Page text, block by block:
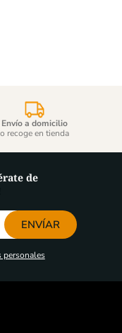
Envío a domicilio
o recoge en tienda
de
ENVÍAR
personales